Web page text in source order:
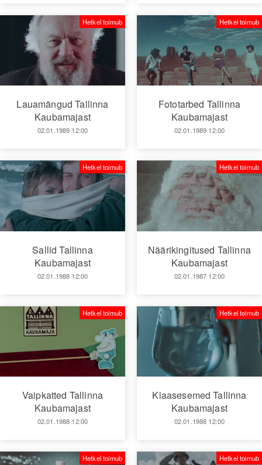
Lauamängud Tallinna
Kaubamajast
02.01.1989 12:00
Hetkel toimub
Fototarbed Tallinna
Kaubamajast
02.01.1989 12:00
Hetkel toimub
Sallid Tallinna
Kaubamajast
02.01.1988 12:00
Hetkel toimub
Näärikingitused Tallinna
Kaubamajast
02.01.1987 12:00
Hetkel toimub
Vaipkatted Tallinna
Kaubamajast
02.01.1988 12:00
Hetkel toimub
Klaasesemed Tallinna
Kaubamajast
02.01.1988 12:00
Hetkel toimub
Hetkel toimub Hetkel toimub